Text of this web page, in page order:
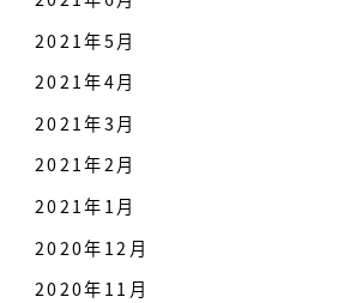
2021年5月
2021年4月
2021年3月
2021年2月
2021年1月
2020年12月
2020年11月